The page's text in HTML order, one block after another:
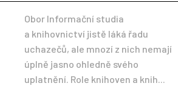
Obor Informační studia
a knihovnictví jistě láká řadu
uchazečů, ale mnozí z nich nemají
úplně jasno ohledně svého
uplatnění. Role knihoven a knih...